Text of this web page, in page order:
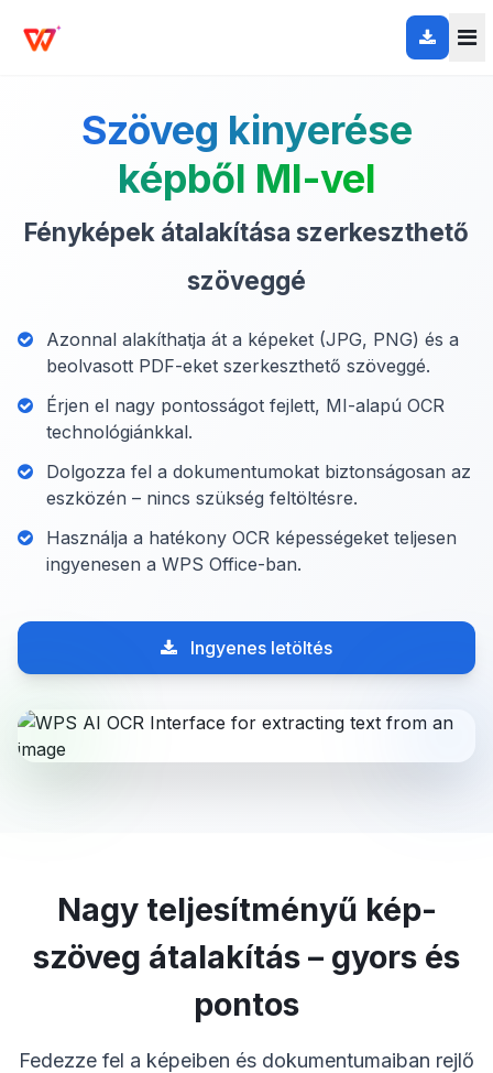
Szöveg kinyerése
képből MI-vel
Fényképek átalakítása szerkeszthető
szöveggé
Azonnal alakíthatja át a képeket (JPG, PNG) és a
beolvasott PDF-eket szerkeszthető szöveggé.
Érjen el nagy pontosságot fejlett, MI-alapú OCR
technológiánkkal.
Dolgozza fel a dokumentumokat biztonságosan az
eszközén – nincs szükség feltöltésre.
Használja a hatékony OCR képességeket teljesen
ingyenesen a WPS Office-ban.
Ingyenes letöltés
Nagy teljesítményű kép-
szöveg átalakítás – gyors és
pontos
Fedezze fel a képeiben és dokumentumaiban rejlő